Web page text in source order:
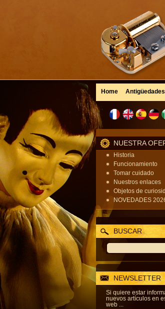
Home Antigüedades
NUESTRA
Historia
Funcionamiento
Tomar cuidado
Nuestros enlaces
Objetos de
NOVEDADES
BUSCAR
NEWSLETTER
Si quiere estar
nuevos artículos en
web ...